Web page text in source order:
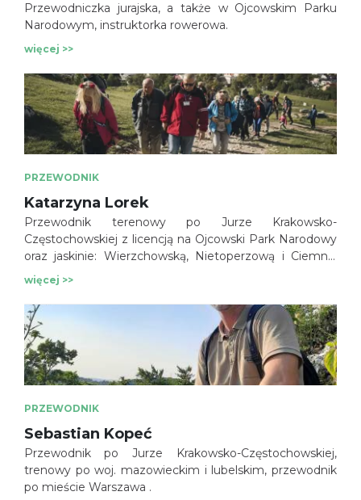
Przewodniczka jurajska, a także w Ojcowskim Parku
Narodowym, instruktorka rowerowa.
więcej >>
PRZEWODNIK
Katarzyna Lorek
Przewodnik terenowy po Jurze Krakowsko-
Częstochowskiej z licencją na Ojcowski Park Narodowy
oraz jaskinie: Wierzchowską, Nietoperzową i Ciemną.
Przewodnik po województwie Świętokrzyskim. Pilot
wycieczek. Instruktor jazdy na nartach dostępny na
stacji narciarskiej w Cisowej w centrum Jury.
więcej >>
PRZEWODNIK
Sebastian Kopeć
Przewodnik po Jurze Krakowsko-Częstochowskiej,
trenowy po woj. mazowieckim i lubelskim, przewodnik
po mieście Warszawa .